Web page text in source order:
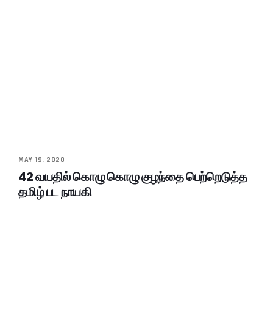
MAY 19, 2020
42 வயதில் கொழு கொழு குழந்தை பெற்றெடுத்த
தமிழ் பட நாயகி